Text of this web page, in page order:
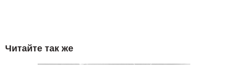
Читайте так же